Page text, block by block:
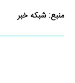
منبع: شبکه خبر